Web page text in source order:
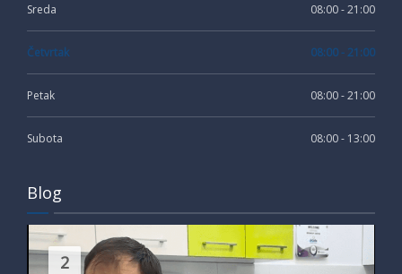
Sreda 08:00 - 21:00
Četvrtak 08:00 - 21:00
Petak 08:00 - 21:00
Subota 08:00 - 13:00
Blog
2